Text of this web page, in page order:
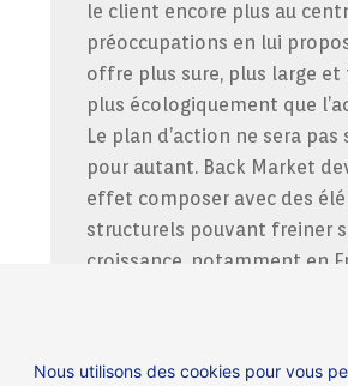
le client encore plus au
préoccupations en lui
offre plus sure, plus large et
plus écologiquement que
Le plan d’action ne sera pas
pour autant. Back Market
effet composer avec des
structurels pouvant freiner
croissance, notamment en
Nous utilisons des cookies pour vous